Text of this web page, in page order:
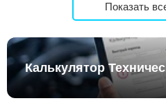
Показать
Калькулятор